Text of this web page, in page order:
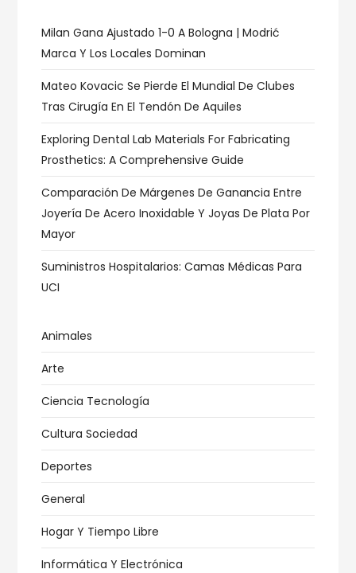
Milan Gana Ajustado 1-0 A Bologna | Modrić
Marca Y Los Locales Dominan
Mateo Kovacic Se Pierde El Mundial De Clubes
Tras Cirugía En El Tendón De Aquiles
Exploring Dental Lab Materials For Fabricating
Prosthetics: A Comprehensive Guide
Comparación De Márgenes De Ganancia Entre
Joyería De Acero Inoxidable Y Joyas De Plata Por
Mayor
Suministros Hospitalarios: Camas Médicas Para
UCI
Animales
Arte
Ciencia Tecnología
Cultura Sociedad
Deportes
General
Hogar Y Tiempo Libre
Informática Y Electrónica